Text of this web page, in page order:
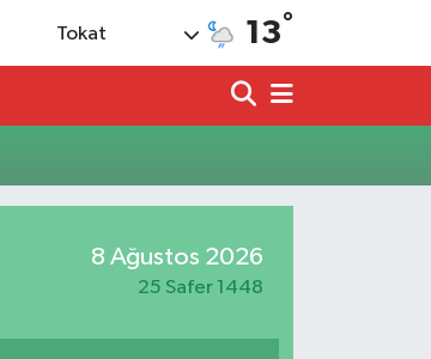
Tokat 13°
8 Ağustos 2026
25 Safer 1448